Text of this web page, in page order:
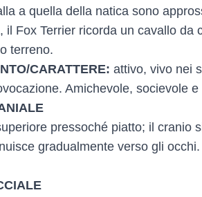
a quella della natica sono
il Fox Terrier ricorda un cavallo da
terreno.
CARATTERE: attivo, vivo nei
Amichevole, socievole e
pressoché piatto; il cranio
gradualmente verso gli occhi.